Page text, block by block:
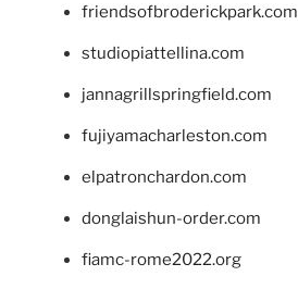
friendsofbroderickpark.com
studiopiattellina.com
jannagrillspringfield.com
fujiyamacharleston.com
elpatronchardon.com
donglaishun-order.com
fiamc-rome2022.org